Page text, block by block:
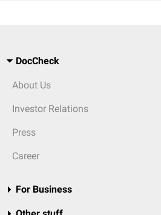
DocCheck
About Us
Investor Relations
Press
Career
For Business